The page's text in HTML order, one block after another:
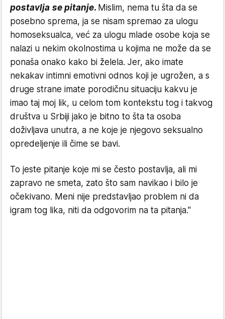
postavlja se pitanje. Mislim, nema tu šta da se
posebno sprema, ja se nisam spremao za ulogu
homoseksualca, već za ulogu mlade osobe koja se
nalazi u nekim okolnostima u kojima ne može da se
ponaša onako kako bi želela. Jer, ako imate
nekakav intimni emotivni odnos koji je ugrožen, a s
druge strane imate porodičnu situaciju kakvu je
imao taj moj lik, u celom tom kontekstu tog i takvog
društva u Srbiji jako je bitno to šta ta osoba
doživljava unutra, a ne koje je njegovo seksualno
opredeljenje ili čime se bavi.
To jeste pitanje koje mi se često postavlja, ali mi
zapravo ne smeta, zato što sam navikao i bilo je
očekivano. Meni nije predstavljao problem ni da
igram tog lika, niti da odgovorim na ta pitanja."